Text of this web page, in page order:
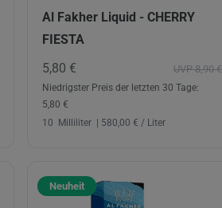
Al Fakher Liquid - CHERRY
FIESTA
UVP 8,90 €
5,80 €
Niedrigster Preis der letzten 30 Tage:
5,80 €
10 Milliliter | 580,00 € / Liter
Neuheit